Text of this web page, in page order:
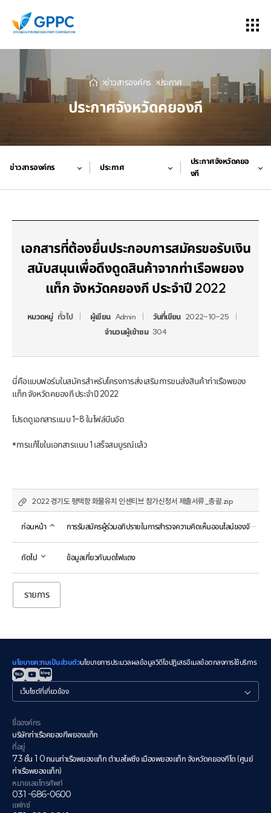
ข่าวสารองค์กร ประกาศ
ประกาศจังหวัดคยองกี
ข่าวสารองค์กร ประกาศ
ประกาศจังหวัดคยอ
งกี
เอกสารที่ต้องยื่นประกอบการสมัครขอรับเงิน
สนับสนุนเพื่อดึงดูดสินค้าจากท่าเรือพยอง
แท็ก จังหวัดคยองกี ประจำปี 2022
หมวดหมู่ ทั่วไป ผู้เขียน Admin วันที่เขียน 2022-10-25
จำนวนผู้เข้าชม 304
นี่คือแบบฟอร์มใบสมัครสำหรับโครงการส่งเสริมการขนส่งสินค้าท่าเรือพยอง
แท็ก จังหวัดคยองกี ประจำปี 2022
โปรดดูเอกสารแนบ 1-8 ในไฟล์บีบอัด
*การแก้ไขในเอกสารแนบ 1 เสร็จสมบูรณ์แล้ว
2022 경기도 평택항 화물유치 인센티브 참가신청서 제출서류_총괄.zip
ก่อนหน้า การรับสมัครผู้ร่วมอภิปรายในการสำรวจความคิดเห็นออนไลน์ของจังหวัดคยองกี
ถัดไป ข้อมูลเกี่ยวกับมดไฟแดง
รายการ
นโยบายความเป็นส่วนตัวนโยบายการประมวลผลข้อมูลวิดีโอปฏิเสธอีเมลข้อตกลงการใช้บริการ
관
련
이
트
ชื่อองค์กร
บริษัทท่าเรือคยองกีพยองแท็ก
ที่อยู่
73 ชั้น 10 ถนนท่าเรือพยองแท็ก ตำบลโพซึง เมืองพยองแท็ก จังหวัดคยองกีโด (ศูนย์
ท่าเรือพยองแท็ก)
หมายเลขโทรศัพท์
031-686-0600
แฟกซ์